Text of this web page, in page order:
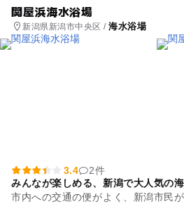
関屋浜海水浴場
新潟県新潟市中央区 /海水浴場
3.4
2件
みんなが楽しめる、新潟で大人気の
市内への交通の便がよく、新潟市民